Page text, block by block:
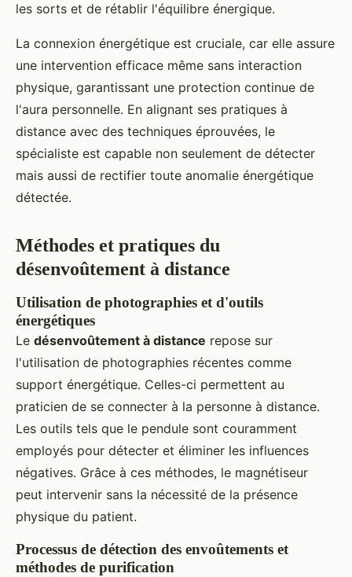
les sorts et de rétablir l'équilibre énergique.
La connexion énergétique est cruciale, car elle assure
une intervention efficace même sans interaction
physique, garantissant une protection continue de
l'aura personnelle. En alignant ses pratiques à
distance avec des techniques éprouvées, le
spécialiste est capable non seulement de détecter
mais aussi de rectifier toute anomalie énergétique
détectée.
Méthodes et pratiques du
désenvoûtement à distance
Utilisation de photographies et d'outils
énergétiques
Le désenvoûtement à distance repose sur
l'utilisation de photographies récentes comme
support énergétique. Celles-ci permettent au
praticien de se connecter à la personne à distance.
Les outils tels que le pendule sont couramment
employés pour détecter et éliminer les influences
négatives. Grâce à ces méthodes, le magnétiseur
peut intervenir sans la nécessité de la présence
physique du patient.
Processus de détection des envoûtements et
méthodes de purification